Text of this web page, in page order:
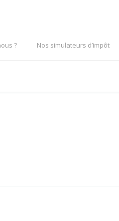
? Nos simulateurs d’impôt